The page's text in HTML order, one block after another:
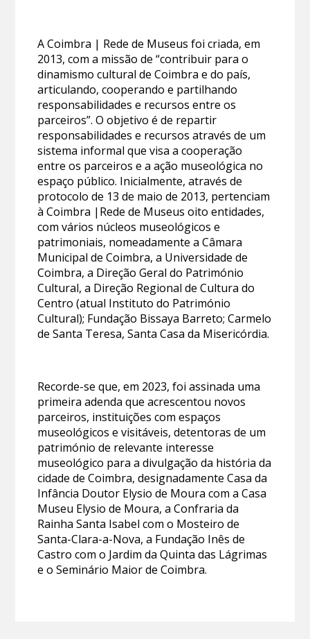
A Coimbra | Rede de Museus foi criada, em
2013, com a missão de “contribuir para o
dinamismo cultural de Coimbra e do país,
articulando, cooperando e partilhando
responsabilidades e recursos entre os
parceiros”. O objetivo é de repartir
responsabilidades e recursos através de um
sistema informal que visa a cooperação
entre os parceiros e a ação museológica no
espaço público. Inicialmente, através de
protocolo de 13 de maio de 2013, pertenciam
à Coimbra |Rede de Museus oito entidades,
com vários núcleos museológicos e
patrimoniais, nomeadamente a Câmara
Municipal de Coimbra, a Universidade de
Coimbra, a Direção Geral do Património
Cultural, a Direção Regional de Cultura do
Centro (atual Instituto do Património
Cultural); Fundação Bissaya Barreto; Carmelo
de Santa Teresa, Santa Casa da Misericórdia.
Recorde-se que, em 2023, foi assinada uma
primeira adenda que acrescentou novos
parceiros, instituições com espaços
museológicos e visitáveis, detentoras de um
património de relevante interesse
museológico para a divulgação da história da
cidade de Coimbra, designadamente Casa da
Infância Doutor Elysio de Moura com a Casa
Museu Elysio de Moura, a Confraria da
Rainha Santa Isabel com o Mosteiro de
Santa-Clara-a-Nova, a Fundação Inês de
Castro com o Jardim da Quinta das Lágrimas
e o Seminário Maior de Coimbra.